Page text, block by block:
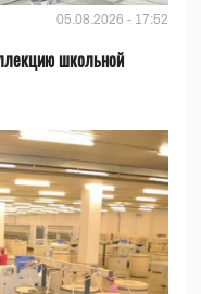
05.08.2026 - 17:52
школьной